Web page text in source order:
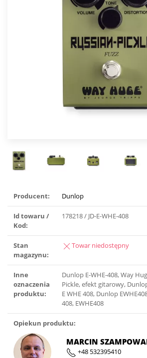
Producent: Dunlop
Id towaru /
Kod:
178218 / JD-E-WHE-408
Stan
magazynu:
Towar niedostępny
Inne
oznaczenia
produktu:
Dunlop E-WHE-408, Way
Pickle, efekt gitarowy,
E WHE 408, Dunlop
408, EWHE408
Opiekun produktu:
MARCIN
+48 532395410